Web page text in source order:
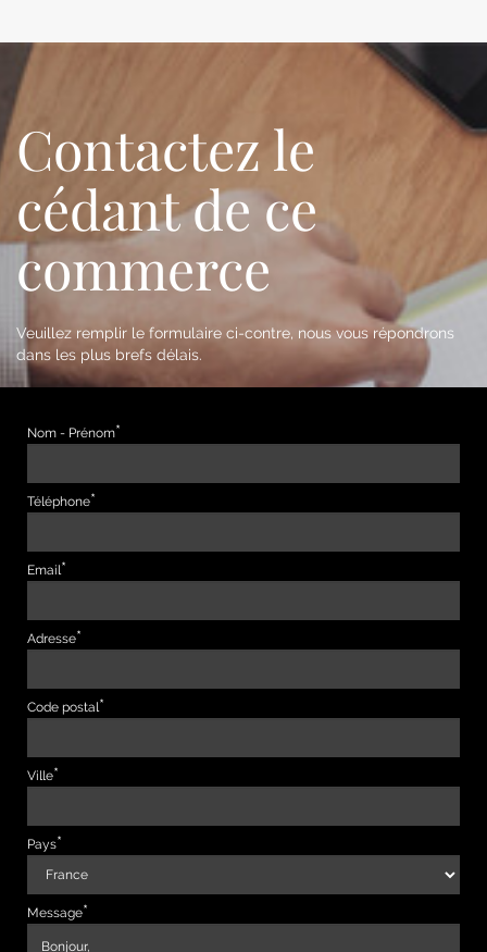
Contactez le
cédant de ce
commerce
Veuillez remplir le formulaire ci-contre, nous vous répondrons
dans les plus brefs délais.
Nom - Prénom
Téléphone
Email
Adresse
Code postal
Ville
Pays
Message